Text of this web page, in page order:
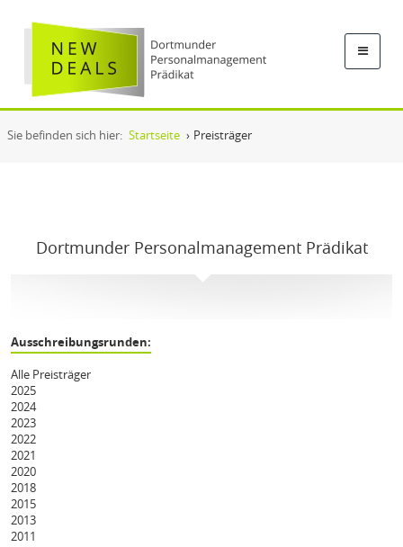
Sie befinden sich hier: Startseite › Preisträger
Dortmunder Personalmanagement Prädikat
Ausschreibungsrunden:
Alle Preisträger
2025
2024
2023
2022
2021
2020
2018
2015
2013
2011